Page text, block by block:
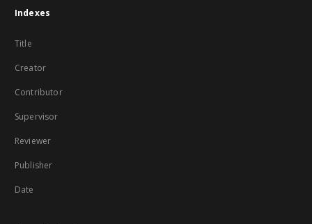
Indexes
Title
Creator
Contributor
Supervisor
Reviewer
Publisher
Date